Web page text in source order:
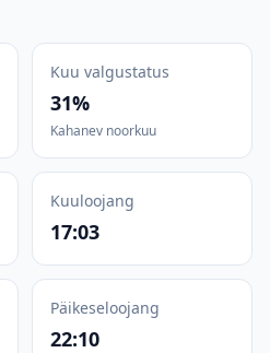
Kuu valgustatus
31%
Kahanev noorkuu
Kuuloojang
17:03
Päikeseloojang
22:10